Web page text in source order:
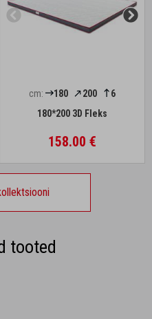
cm: 180 200
6
180*200 3D Fleks
158.00 €
tooted